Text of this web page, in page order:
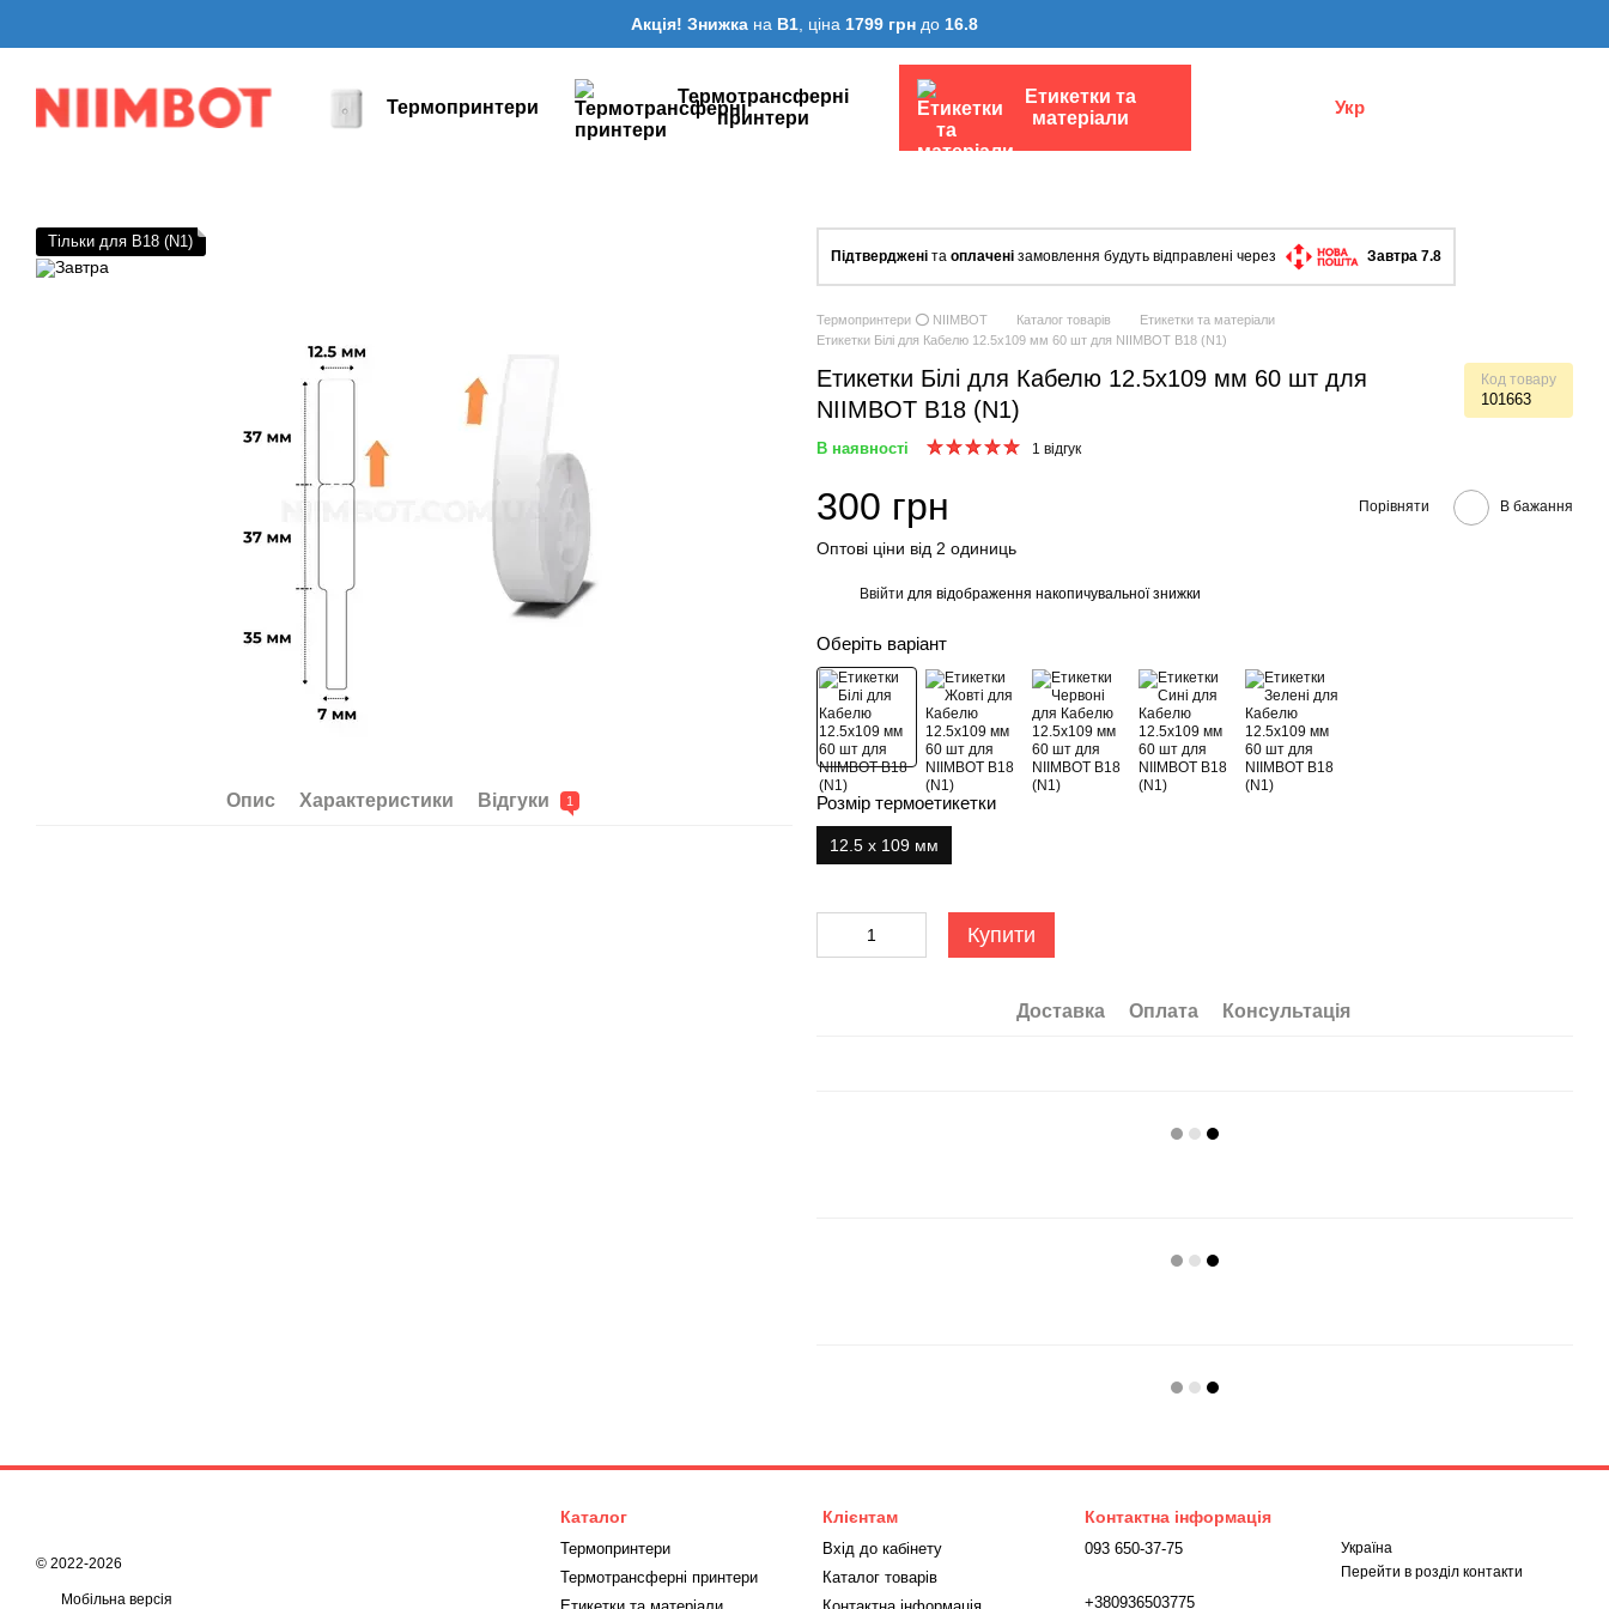
Акція! Знижка на B1 , ціна 1799 грн до 16.8
Термопринтери
Термотрансферні
принтери
Етикетки та
матеріали
Укр
Тільки для B18 (N1)
Опис Характеристики Відгуки 1
Підтверджені та оплачені замовлення будуть відправлені через Завтра 7.8
Термопринтери ⭕ NIIMBOT Каталог товарів
Етикетки та матеріали
Етикетки Білі для Кабелю 12.5х109 мм 60 шт для NIIMBOT B18 (N1)
Етикетки Білі для Кабелю 12.5х109 мм 60 шт для
NIIMBOT B18 (N1)
Код товару
101663
В наявності 1 відгук
300 грн Порівняти В бажання
Оптові ціни від 2 одиниць
Ввійти для відображення накопичувальної знижки
Оберіть варіант
Розмір термоетикетки
12.5 х 109 мм
Купити
Доставка Оплата Консультація
© 2022-2026
Мобільна версія
Каталог
Термопринтери
Термотрансферні принтери
Клієнтам
Вхід до кабінету
Каталог товарів
Контактна інформація
093 650-37-75
+380936503775
Україна
Перейти в розділ контакти